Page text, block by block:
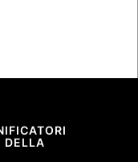
DELLA